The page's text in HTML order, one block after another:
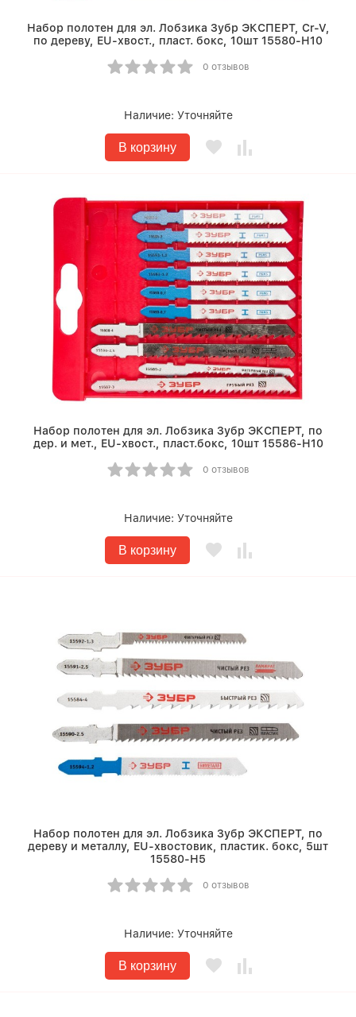
Набор полотен для эл. Лобзика Зубр ЭКСПЕРТ, Cr-V,
по дереву, EU-хвост., пласт. бокс, 10шт 15580-H10
0 отзывов
Наличие: Уточняйте
В корзину
Набор полотен для эл. Лобзика Зубр ЭКСПЕРТ, по
дер. и мет., EU-хвост., пласт.бокс, 10шт 15586-H10
0 отзывов
Наличие: Уточняйте
В корзину
Набор полотен для эл. Лобзика Зубр ЭКСПЕРТ, по
дереву и металлу, EU-хвостовик, пластик. бокс, 5шт
15580-H5
0 отзывов
Наличие: Уточняйте
В корзину